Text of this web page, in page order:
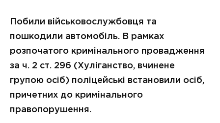
Побили військовослужбовця та
пошкодили автомобіль. В рамках
розпочатого кримінального провадження
за ч. 2 ст. 296 (Хуліганство, вчинене
групою осіб) поліцейські встановили осіб,
причетних до кримінального
правопорушення.